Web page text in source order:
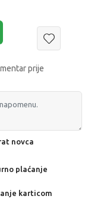
prije
novca
plaćanje
karticom